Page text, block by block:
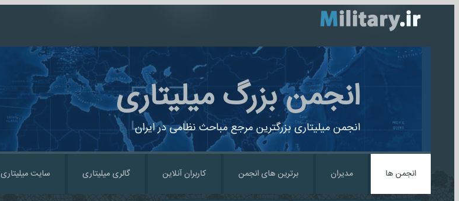
انجمن بزرگ میلیتاری
انجمن میلیتاری بزرگترین مرجع مباحث نظامی در ایران
انجمن ها مدیران برترین های انجمن کاربران آنلاین گالری میلیتاری سایت میلیتاری